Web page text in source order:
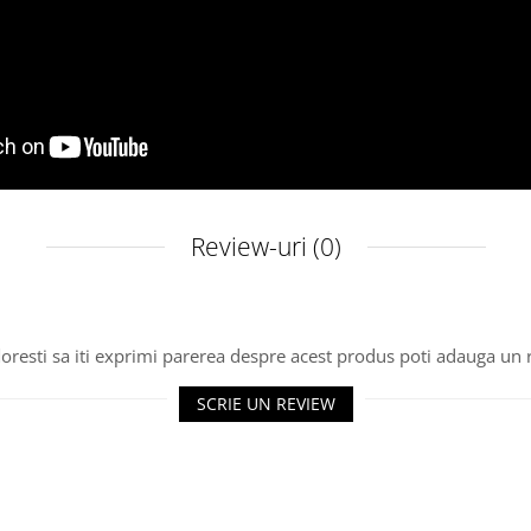
MP4, ideal pentru distribuirea rapidă prin email sau social
invitațiile rapid și ușor, economisind timp și resurse.
o amintire de neuitat pentru tine și invitații tăi.
video digitală pentru botez fetiță și adaugă un strop de
Review-uri (0)
sa iti exprimi parerea despre acest produs poti adauga un
SCRIE UN REVIEW